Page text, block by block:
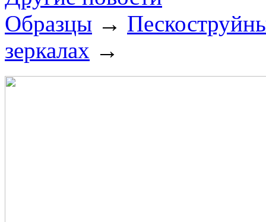
Образцы →
зеркалах →